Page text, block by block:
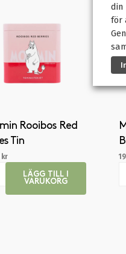
Rooibos Red
Tin
kr
LÄGG TILL I
VARUKORG
din
för